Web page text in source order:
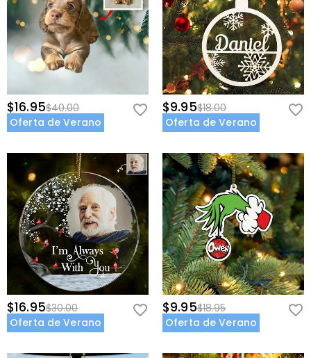
$16.95$40.00
Oferta de Verano
$9.95$18.00
Oferta de Verano
$16.95$30.00
Oferta de Verano
$9.95$18.95
Oferta de Verano